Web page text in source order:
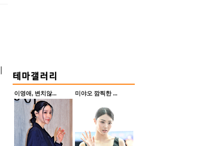
이영애, 변치않... 미야오 깜찍한 ...